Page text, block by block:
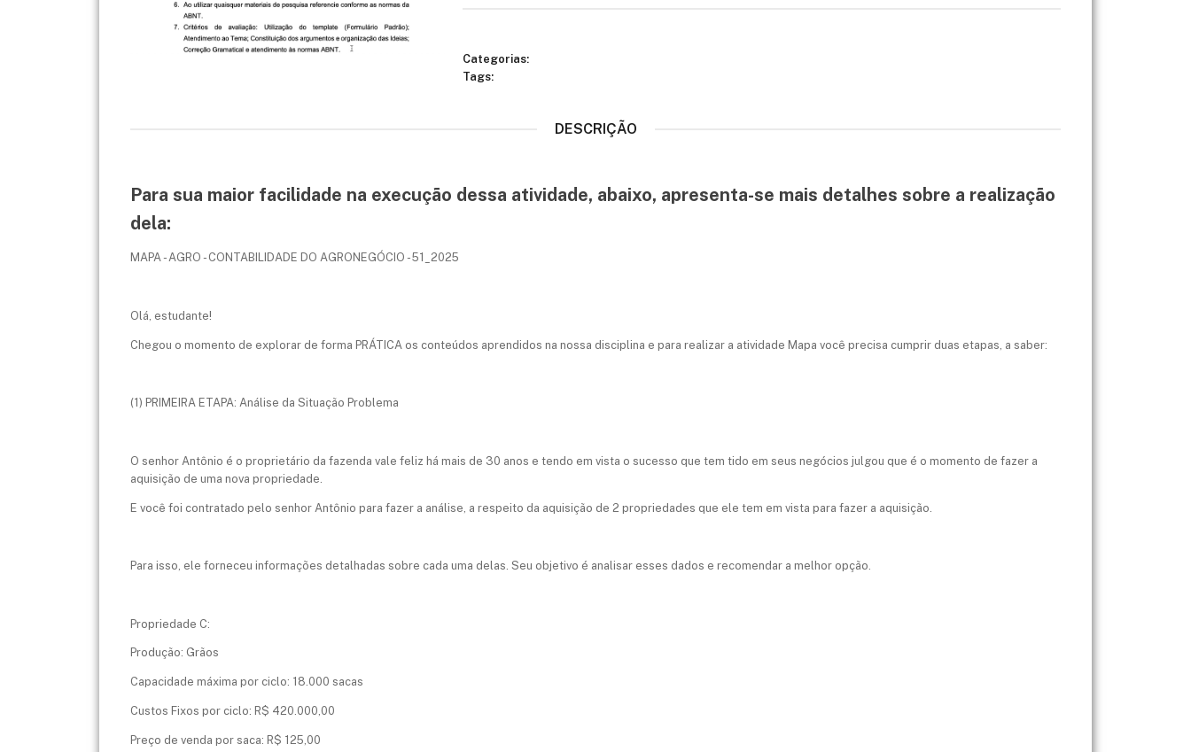
Categorias:
Tags:
DESCRIÇÃO
Para sua maior facilidade na execução dessa atividade, abaixo, apresenta-se mais detalhes sobre a realização
dela:
MAPA - AGRO - CONTABILIDADE DO AGRONEGÓCIO - 51_2025
Olá, estudante!
Chegou o momento de explorar de forma PRÁTICA os conteúdos aprendidos na nossa disciplina e para realizar a atividade Mapa você precisa cumprir duas etapas, a saber:
(1) PRIMEIRA ETAPA: Análise da Situação Problema
O senhor Antônio é o proprietário da fazenda vale feliz há mais de 30 anos e tendo em vista o sucesso que tem tido em seus negócios julgou que é o momento de fazer a
aquisição de uma nova propriedade.
E você foi contratado pelo senhor Antônio para fazer a análise, a respeito da aquisição de 2 propriedades que ele tem em vista para fazer a aquisição.
Para isso, ele forneceu informações detalhadas sobre cada uma delas. Seu objetivo é analisar esses dados e recomendar a melhor opção.
Propriedade C:
Produção: Grãos
Capacidade máxima por ciclo: 18.000 sacas
Custos Fixos por ciclo: R$ 420.000,00
Preço de venda por saca: R$ 125,00